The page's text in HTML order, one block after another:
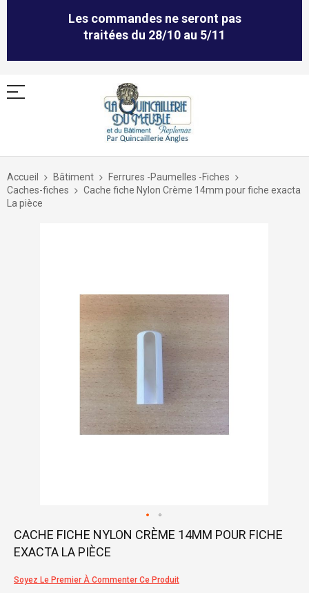
Les commandes ne seront pas
traitées du 28/10 au 5/11
Allez
contenu
Accueil Bâtiment
Ferrures -Paumelles -Fiches
Caches-fiches
Cache fiche Nylon Crème 14mm pour fiche exacta
La pièce
Skip
the
of
CACHE FICHE NYLON CRÈME 14MM POUR FICHE
EXACTA LA PIÈCE
Soyez Le Premier À Commenter Ce Produit